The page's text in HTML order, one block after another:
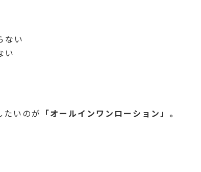
ない
い
たいのが 「オールインワンローション」。